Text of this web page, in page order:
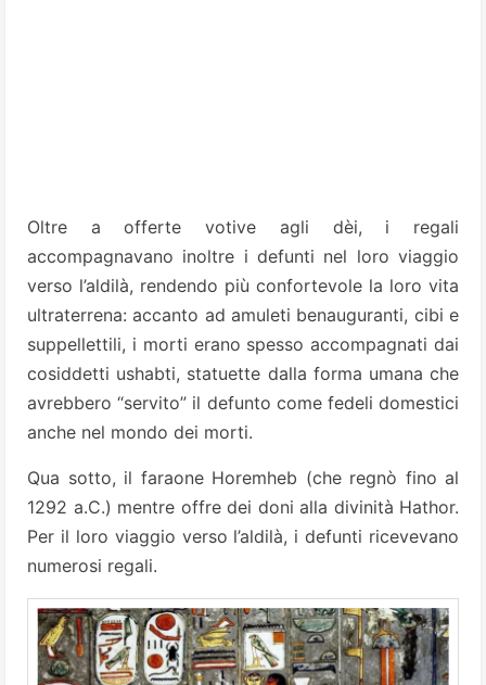
Oltre a offerte votive agli dèi, i regali
accompagnavano inoltre i defunti nel loro viaggio
verso l’aldilà, rendendo più confortevole la loro vita
ultraterrena: accanto ad amuleti benauguranti, cibi e
suppellettili, i morti erano spesso accompagnati dai
cosiddetti ushabti, statuette dalla forma umana che
avrebbero “servito” il defunto come fedeli domestici
anche nel mondo dei morti.
Qua sotto, il faraone Horemheb (che regnò fino al
1292 a.C.) mentre offre dei doni alla divinità Hathor.
Per il loro viaggio verso l’aldilà, i defunti ricevevano
numerosi regali.